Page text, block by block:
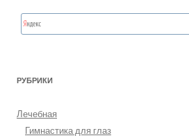
РУБРИКИ
Лечебная
Гимнастика для глаз